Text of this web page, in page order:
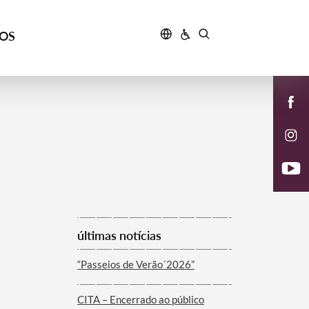
últimas notícias
“Passeios de Verão´2026”
CITA – Encerrado ao público